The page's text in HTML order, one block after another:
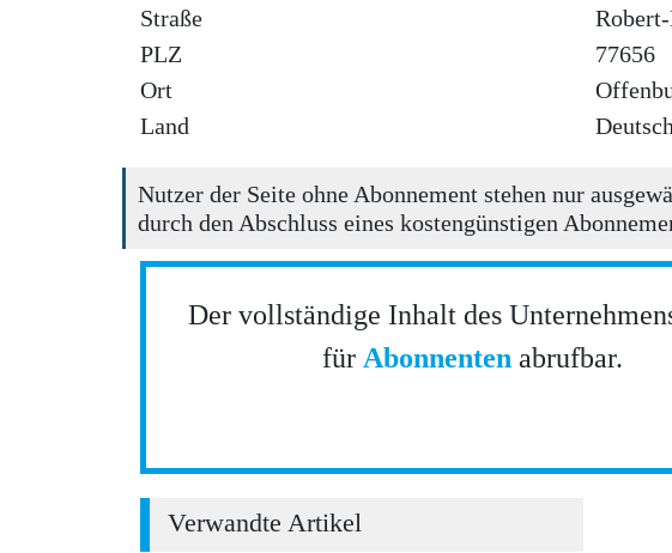
Straße
PLZ
77656
Ort
Land
Nutzer der Seite ohne Abonnement stehen nur
durch den Abschluss eines kostengünstigen
Der vollständige Inhalt des
für Abonnenten abrufbar.
Verwandte Artikel